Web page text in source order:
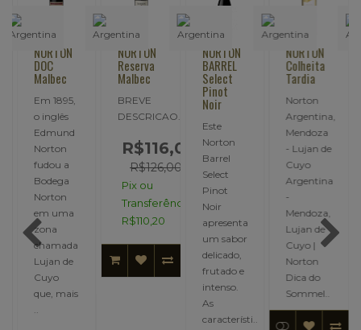
NORTON
DOC
Malbec
Em 1895,
o inglês
Edmund
Norton
fudou a
Bodega
Norton
em uma
zona
chamada
Lujan de
Cuyo
que, mais
NORTON
Reserva
Malbec
BREVE
DESCRICAO..
R$116,00
R$126,00
Pix ou
Transferência:
R$110,20
NORTON
BARREL
Select
Pinot
Noir
Este
Norton
Barrel
Select
Pinot
Noir
apresenta
um sabor
delicado,
frutado e
intenso.
As
característi..
NORTON
Colheita
Tardia
Norton
Argentina,
Mendoza
- Lujan de
Cuyo
Argentina
-
Mendoza,
Lujan de
Cuyo |
Norton
Dica do
Sommel..